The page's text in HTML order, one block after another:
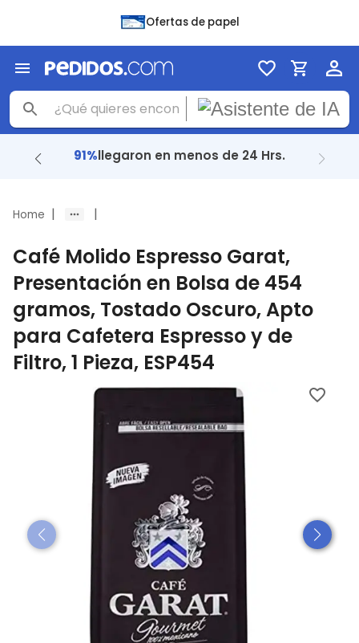
Ofertas de papel
91%llegaron en menos de 24 Hrs.
Home | |
Café Molido Espresso Garat,
Presentación en Bolsa de 454
gramos, Tostado Oscuro, Apto
para Cafetera Espresso y de
Filtro, 1 Pieza, ESP454